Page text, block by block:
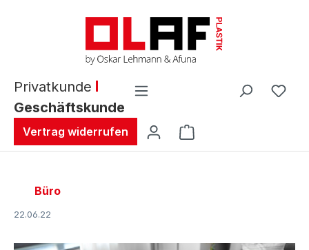
Privatkunde
Geschäftskunde
Vertrag widerrufen Warenkorb enthält
Büro
22.06.22